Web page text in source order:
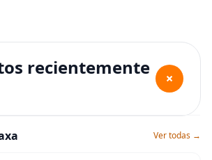
recientemente
+
Ver todas →